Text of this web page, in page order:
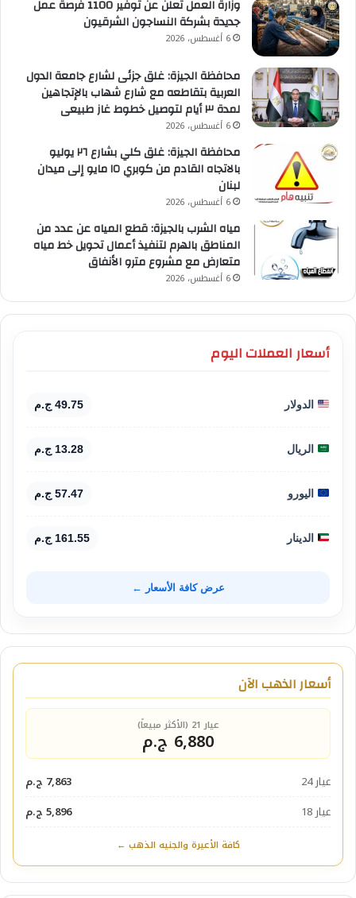
وزارة العمل تعلن عن توفير 1100 فرصة عمل
جديدة بشركة النساجون الشرقيون
6 أغسطس، 2026
محافظة الجيزة: غلق جزئى لشارع جامعة الدول
العربية بتقاطعه مع شارع شهاب بالإتجاهين
لمدة ٣ أيام لتوصيل خطوط غاز طبيعى
6 أغسطس، 2026
محافظة الجيزة: غلق كلي بشارع ٢٦ يوليو
بالاتجاه القادم من كوبري ١٥ مايو إلى ميدان
لبنان
6 أغسطس، 2026
مياه الشرب بالجيزة: قطع المياه عن عدد من
المناطق بالهرم لتنفيذ أعمال تحويل خط مياه
متعارض مع مشروع مترو الأنفاق
6 أغسطس، 2026
أسعار العملات اليوم
الدولار 49.75 ج.م
الريال 13.28 ج.م
اليورو 57.47 ج.م
الدينار 161.55 ج.م
عرض كافة الأسعار ←
أسعار الذهب الآن
عيار 21 (الأكثر مبيعاً)
6,880 ج.م
عيار 24
7,863 ج.م
عيار 18
5,896 ج.م
كافة الأعيرة والجنيه الذهب ←